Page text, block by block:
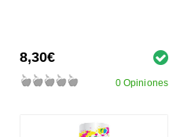
8,30€
0 Opiniones